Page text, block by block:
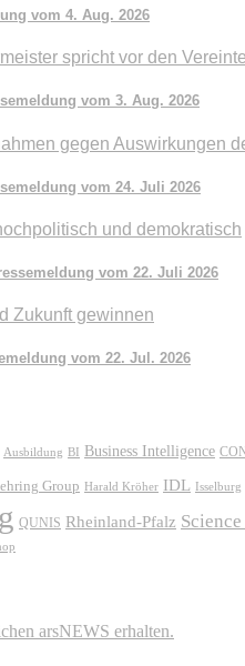
vom 4. Aug. 2026
spricht vor den
vom 3. Aug. 2026
gegen Auswirkungen
vom 24. Juli 2026
und demokratisch
vom 22. Juli 2026
Zukunft gewinnen
vom 22. Jul. 2026
Ausbildung BI Business Intelligence
Group Harald Kröher IDL Isselburg
QUNIS Rheinland-Pfalz
arsNEWS erhalten.